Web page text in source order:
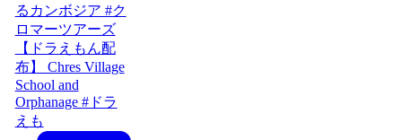
【ドラえもん配
布】 Chres Village
School and
Orphanage #ドラ
えも